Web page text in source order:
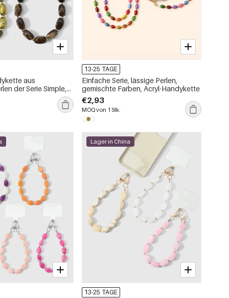
aus
der Serie Simple,
13-25 TAGE
Einfache Serie, lässige Perlen,
gemischte Farben, Acryl-Handykette
€2,93
MOQ von 1 Stk.
Lager in China
13-25 TAGE